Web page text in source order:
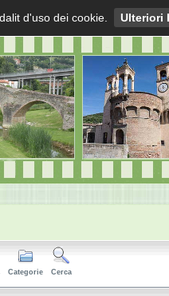
Categorie Cerca
d'uso dei cookie. Ulteriori